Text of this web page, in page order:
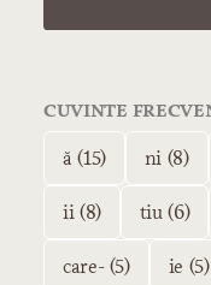
CUVINTE
ă (15) ni (8)
ii (8) tiu (6)
care- (5) ie (5)